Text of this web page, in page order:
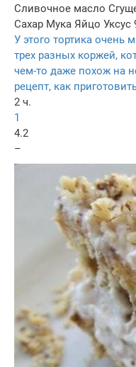
Сливочное масло
Сахар Мука Яйцо Уксус
У этого тортика очень
трех разных коржей,
чем-то даже похож на
рецепт, как
2 ч.
1
4.2
–